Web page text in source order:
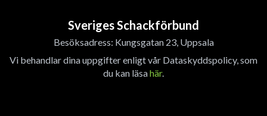
Sveriges Schackförbund
Besöksadress: Kungsgatan 23, Uppsala
Vi behandlar dina uppgifter enligt vår Dataskyddspolicy, som
du kan läsahär.